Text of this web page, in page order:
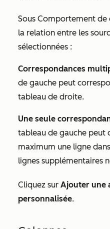
Sous Comportement de
la relation entre les
sélectionnées :
Correspondances
de gauche peut
tableau de droite.
Une seule
tableau de gauche peut
maximum une ligne
lignes supplémentaires
Cliquez sur Ajouter une
personnalisée.